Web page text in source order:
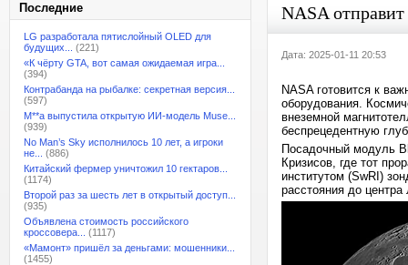
Последние
LG разработала пятислойный OLED для
будущих...
(221)
«К чёрту GTA, вот самая ожидаемая игра...
(394)
Контрабанда на рыбалке: секретная версия...
(597)
M**a выпустила открытую ИИ-модель Muse...
(939)
No Man’s Sky исполнилось 10 лет, а игроки
не...
(886)
Китайский фермер уничтожил 10 гектаров...
(1174)
Второй раз за шесть лет в открытый доступ...
(935)
Объявлена стоимость российского
кроссовера...
(1117)
«Мамонт» пришёл за деньгами: мошенники...
(1455)
NASA
Дата: 2025-01-11 20:53
NASA готовится к
оборудования.
внеземной
беспрецедентную
Посадочный модуль
Кризисов, где тот
институтом (SwRI)
расстояния до